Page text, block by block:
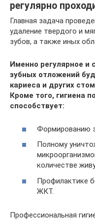
регулярно
Главная задача
удаление твердого и
зубов, а также иных
Именно регулярное и
зубных отложений
кариеса и других
Кроме того, гигиена
способствует:
Формированию
Полному
количестве
Профилактике
ЖКТ.
Профессиональная